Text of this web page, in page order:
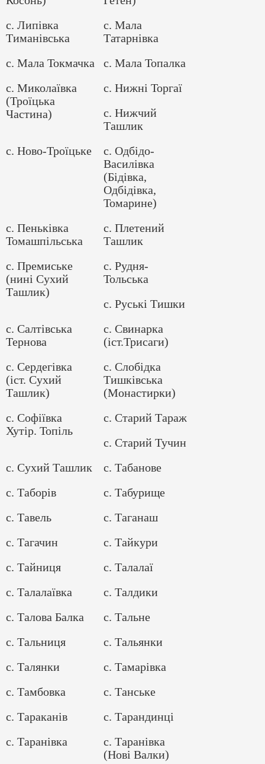
с. Липівка
Тиманівська
с. Мала
Татарнівка
с. Мала Токмачка
с. Мала Топалка
с. Миколаївка
(Троїцька
Частина)
с. Нижні Торгаї
с. Нижчий
Ташлик
с. Ново-Троїцьке
с. Одбідо-
Василівка
(Бідівка,
Одбідівка,
Томарине)
с. Пеньківка
Томашпільська
с. Плетений
Ташлик
с. Премиське
(нині Сухий
Ташлик)
с. Рудня-
Тольська
с. Руські Тишки
с. Салтівська
Тернова
с. Свинарка
(іст.Трисаги)
с. Сердегівка
(іст. Сухий
Ташлик)
с. Слобідка
Тишківська
(Монастирки)
с. Софіївка
Хутір. Топіль
с. Старий Тараж
с. Старий Тучин
с. Сухий Ташлик
с. Табанове
с. Таборів
с. Табурище
с. Тавель
с. Таганаш
с. Тагачин
с. Тайкури
с. Тайниця
с. Талалаї
с. Талалаївка
с. Талдики
с. Талова Балка
с. Тальне
с. Тальниця
с. Тальянки
с. Талянки
с. Тамарівка
с. Тамбовка
с. Танське
с. Тараканів
с. Тарандинці
с. Таранівка
с. Таранівка
(Нові Валки)